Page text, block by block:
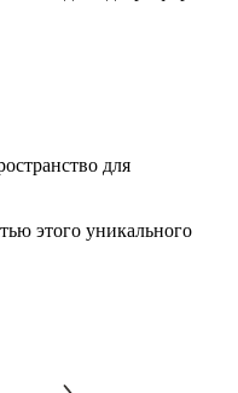
для
этого уникального